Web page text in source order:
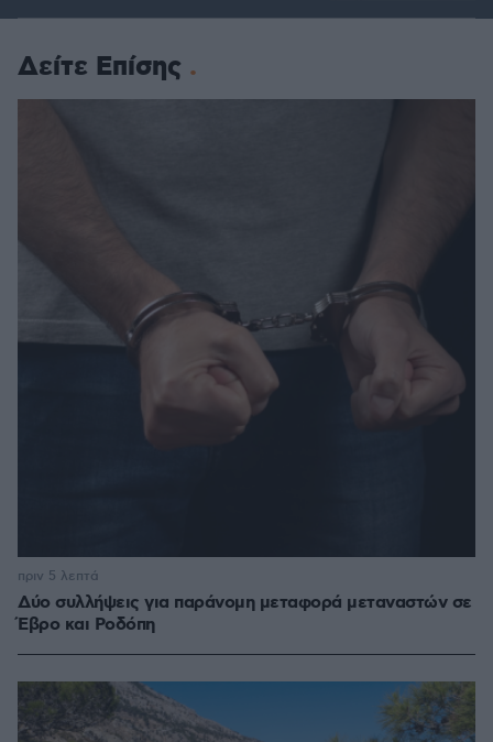
Δείτε Επίσης
Δύο συλλήψεις για παράνομη μεταφορά μεταναστών σε
Έβρο και Ροδόπη
πριν 5 λεπτά